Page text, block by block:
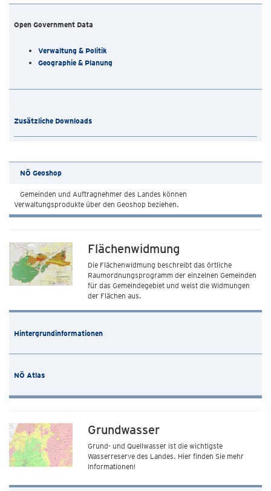
Open Government Data
Verwaltung & Politik
Geographie & Planung
Zusätzliche Downloads
NÖ Geoshop
Gemeinden und Auftragnehmer des Landes können
Verwaltungsprodukte über den Geoshop beziehen.
Flächenwidmung
Die Flächenwidmung beschreibt das örtliche
Raumordnungsprogramm der einzelnen Gemeinden
für das Gemeindegebiet und weist die Widmungen
der Flächen aus.
Hintergrundinformationen
NÖ Atlas
Grundwasser
Grund- und Quellwasser ist die wichtigste
Wasserreserve des Landes. Hier finden Sie mehr
Informationen!